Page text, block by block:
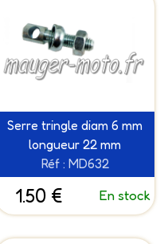
Serre tringle diam 6 mm
longueur 22 mm
Réf : MD632
1.50 € En stock